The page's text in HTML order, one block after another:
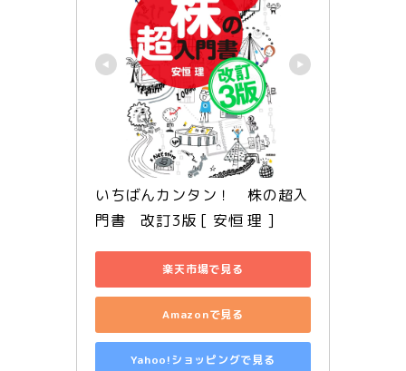
いちばんカンタン！　株の超入
門書　改訂3版 [ 安恒 理 ]
楽天市場で見る
Amazonで見る
Yahoo!ショッピングで見る